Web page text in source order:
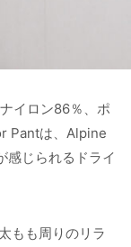
イロン86％、ポ
Pantは、Alpine
感じられるドライ
もも周りのリラ